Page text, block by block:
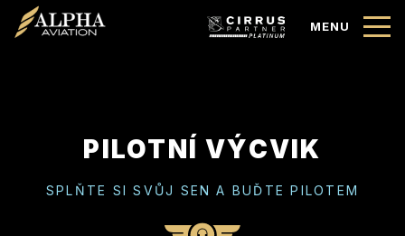
MENU
PILOTNÍ VÝCVIK
SPLŇTE SI SVŮJ SEN A BUĎTE PILOTEM